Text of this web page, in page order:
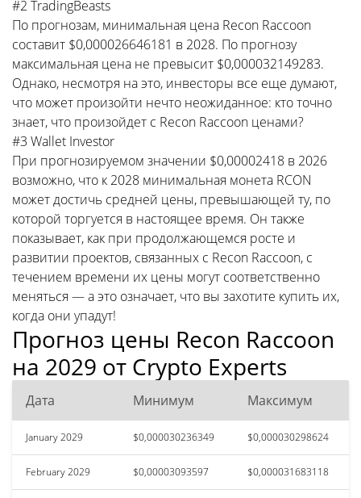
#2 TradingBeasts
По прогнозам, минимальная цена Recon Raccoon
составит $0,000026646181 в 2028. По прогнозу
максимальная цена не превысит $0,000032149283.
Однако, несмотря на это, инвесторы все еще думают,
что может произойти нечто неожиданное: кто точно
знает, что произойдет с Recon Raccoon ценами?
#3 Wallet Investor
При прогнозируемом значении $0,00002418 в 2026
возможно, что к 2028 минимальная монета RCON
может достичь средней цены, превышающей ту, по
которой торгуется в настоящее время. Он также
показывает, как при продолжающемся росте и
развитии проектов, связанных с Recon Raccoon, с
течением времени их цены могут соответственно
меняться — а это означает, что вы захотите купить их,
когда они упадут!
Прогноз цены Recon Raccoon
на 2029 от Crypto Experts
Дата Минимум Максимум
January 2029 $0,000030236349 $0,000030298624
February 2029 $0,00003093597 $0,000031683118